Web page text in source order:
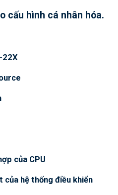
cấu hình cá nhân hóa.
22X
của CPU
của hệ thống điều khiển